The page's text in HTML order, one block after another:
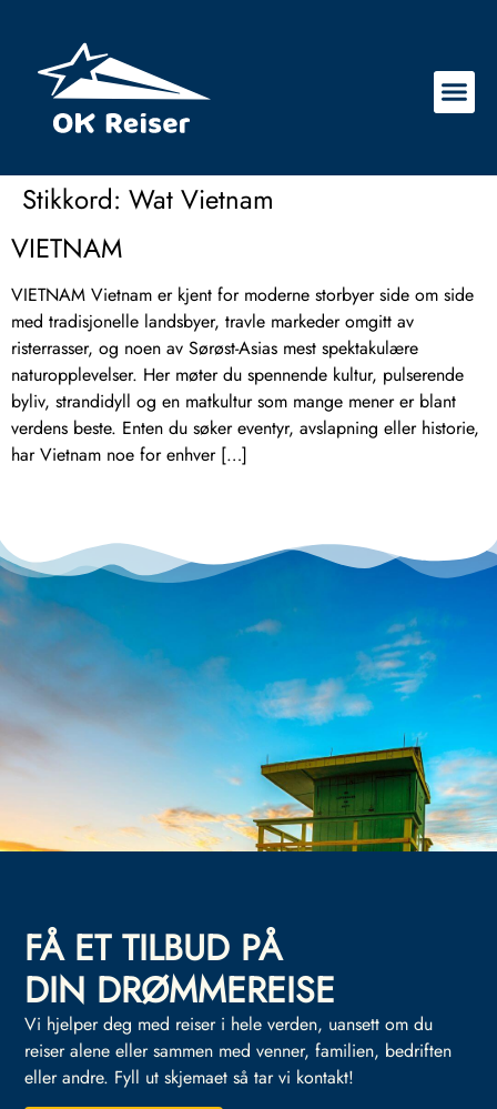
Stikkord: Wat Vietnam
VIETNAM
VIETNAM Vietnam er kjent for moderne storbyer side om side
med tradisjonelle landsbyer, travle markeder omgitt av
risterrasser, og noen av Sørøst-Asias mest spektakulære
naturopplevelser. Her møter du spennende kultur, pulserende
byliv, strandidyll og en matkultur som mange mener er blant
verdens beste. Enten du søker eventyr, avslapning eller historie,
har Vietnam noe for enhver […]
FÅ ET TILBUD PÅ
DIN DRØMMEREISE
Vi hjelper deg med reiser i hele verden, uansett om du
reiser alene eller sammen med venner, familien, bedriften
eller andre. Fyll ut skjemaet så tar vi kontakt!